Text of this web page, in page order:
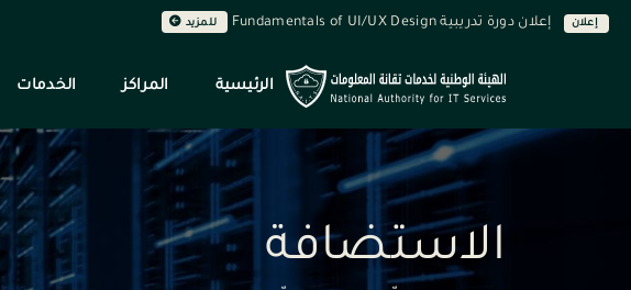
إعلان إعلان دورة تدريبية Fundamentals of UI/UX Design للمزيد
الرئيسية المراكز الخدمات
الاستضافة